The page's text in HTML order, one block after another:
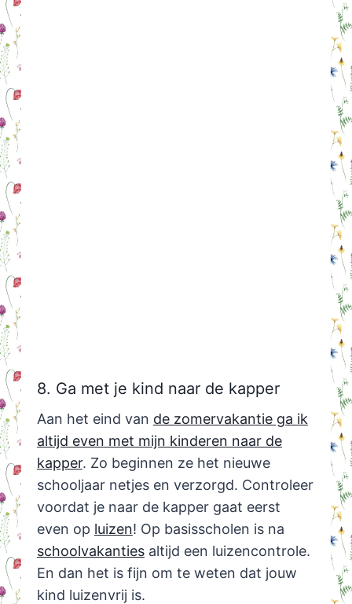
8. Ga met je kind naar de kapper
Aan het eind van de zomervakantie ga ik
altijd even met mijn kinderen naar de
kapper. Zo beginnen ze het nieuwe
schooljaar netjes en verzorgd. Controleer
voordat je naar de kapper gaat eerst
even op luizen! Op basisscholen is na
schoolvakantiesaltijd een luizencontrole.
En dan het is fijn om te weten dat jouw
kind luizenvrij is.